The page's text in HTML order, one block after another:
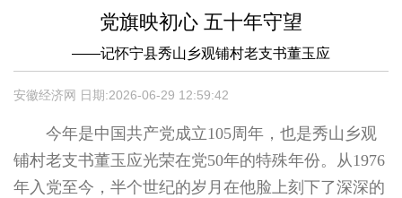
党旗映初心 五十年守望
——记怀宁县秀山乡观铺村老支书董玉应
安徽经济网 日期:2026-06-29 12:59:42
今年是中国共产党成立105周年，也是秀山乡观
铺村老支书董玉应光荣在党50年的特殊年份。从1976
年入党至今，半个世纪的岁月在他脸上刻下了深深的